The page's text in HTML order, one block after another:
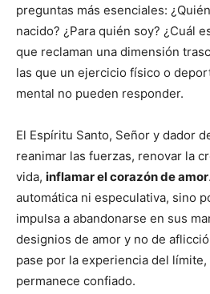
preguntas más esenciales:
nacido? ¿Para quién soy? ¿Cuál
que reclaman una dimensión
las que un ejercicio físico o
mental no pueden responder.
El Espíritu Santo, Señor y dador
reanimar las fuerzas, renovar la
vida, inflamar el corazón de amor
automática ni especulativa, sino
impulsa a abandonarse en sus
designios de amor y no de
pase por la experiencia del
permanece confiado.